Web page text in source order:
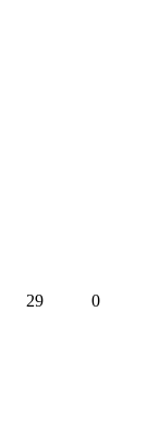
29 0